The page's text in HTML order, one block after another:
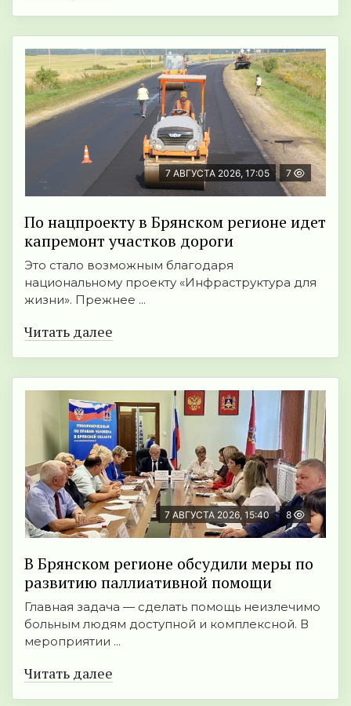
7 АВГУСТА 2026, 17:05 7
По нацпроекту в Брянском регионе идет
капремонт участков дороги
Это стало возможным благодаря
национальному проекту «Инфраструктура для
жизни». Прежнее ...
Читать далее
7 АВГУСТА 2026, 15:40 8
В Брянском регионе обсудили меры по
развитию паллиативной помощи
Главная задача — сделать помощь неизлечимо
больным людям доступной и комплексной. В
мероприятии ...
Читать далее